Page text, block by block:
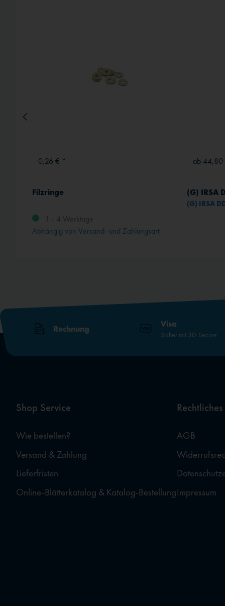
0,26 € *
Filzringe
1 - 4 Werktage
Abhängig von Versand- und Zahlungsart
ab
(G) IRSA
(G) IRSA
Rechnung Visa
Sicher mit 3D-Secure
Shop Service
Wie bestellen?
Versand & Zahlung
Lieferfristen
Online-Blätterkatalog & Katalog-Bestellung
Rechtliches
AGB
Impressum